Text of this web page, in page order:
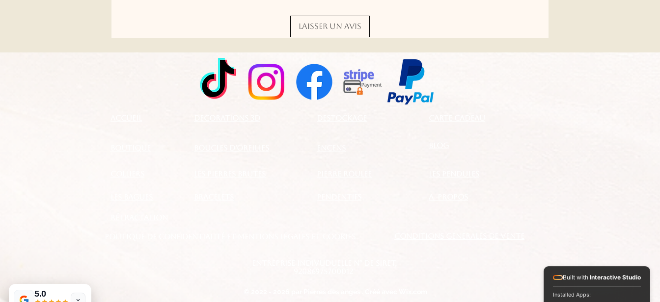
Laisser un avis
5.0
Built with Interactive Studio
Installed Apps: